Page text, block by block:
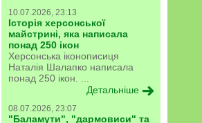
10.07.2026, 23:13
Історія херсонської
майстрині, яка написала
понад 250 ікон
Херсонська іконописиця
Наталія Шалапко написала
понад 250 ікон. ...
Детальніше
08.07.2026, 23:07
"Баламути", "дармовиси" та